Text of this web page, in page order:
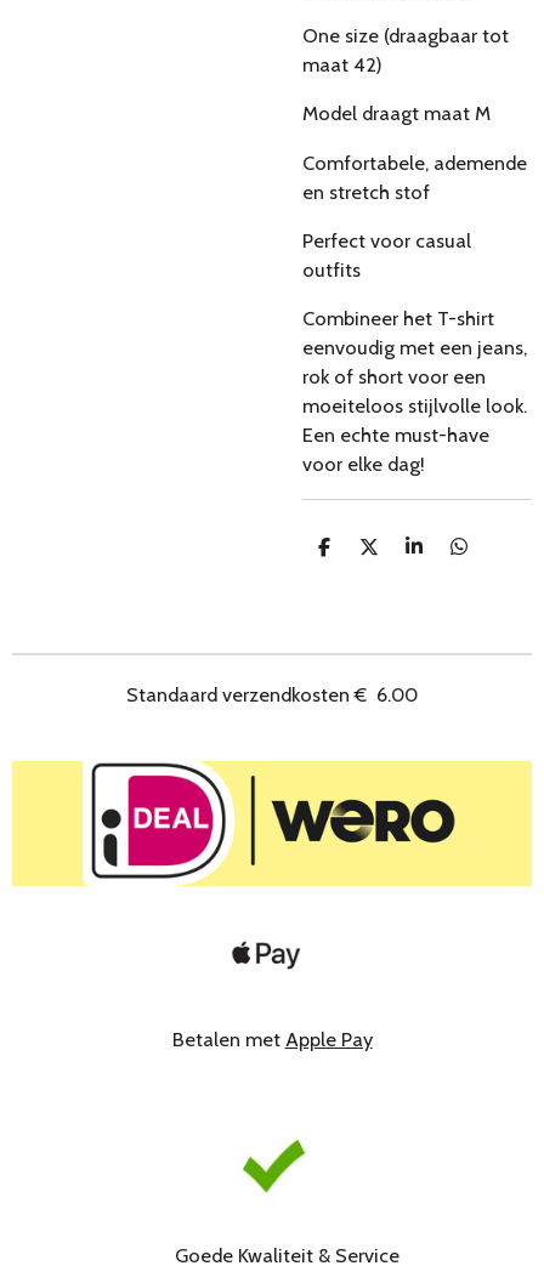
One size (draagbaar tot
maat 42)
Model draagt maat M
Comfortabele, ademende
en stretch stof
Perfect voor casual
outfits
Combineer het T-shirt
eenvoudig met een jeans,
rok of short voor een
moeiteloos stijlvolle look.
Een echte must-have
voor elke dag!
D
D
S
D
Standaard verzendkosten€ 6.00
Betalen met Apple Pay
Goede Kwaliteit & Service